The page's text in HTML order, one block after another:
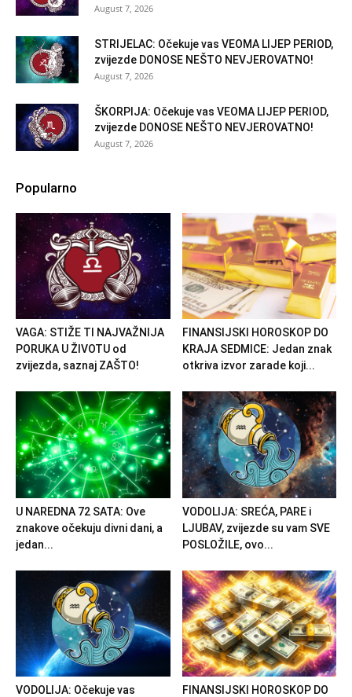
August 7, 2026
STRIJELAC: Očekuje vas VEOMA LIJEP PERIOD,
zvijezde DONOSE NEŠTO NEVJEROVATNO!
August 7, 2026
ŠKORPIJA: Očekuje vas VEOMA LIJEP PERIOD,
zvijezde DONOSE NEŠTO NEVJEROVATNO!
August 7, 2026
Popularno
VAGA: STIŽE TI NAJVAŽNIJA
PORUKA U ŽIVOTU od
zvijezda, saznaj ZAŠTO!
FINANSIJSKI HOROSKOP DO
KRAJA SEDMICE: Jedan znak
otkriva izvor zarade koji...
U NAREDNA 72 SATA: Ove
znakove očekuju divni dani, a
jedan...
VODOLIJA: SREĆA, PARE i
LJUBAV, zvijezde su vam SVE
POSLOŽILE, ovo...
VODOLIJA: Očekuje vas
FINANSIJSKI HOROSKOP DO